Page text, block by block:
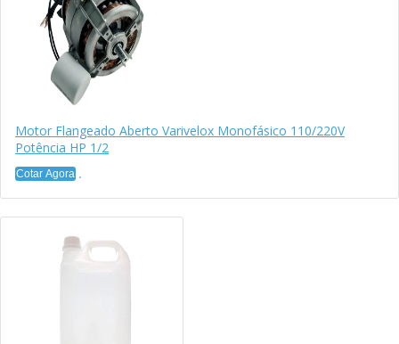
Motor Flangeado Aberto Varivelox Monofásico 110/220V
Potência HP 1/2
Cotar Agora